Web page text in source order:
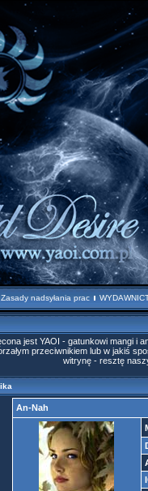
Zasady nadsyłania prac
jest YAOI - gatunkowi mangi i
przeciwnikiem lub w jakiś
witrynę - resztę
An-Nah